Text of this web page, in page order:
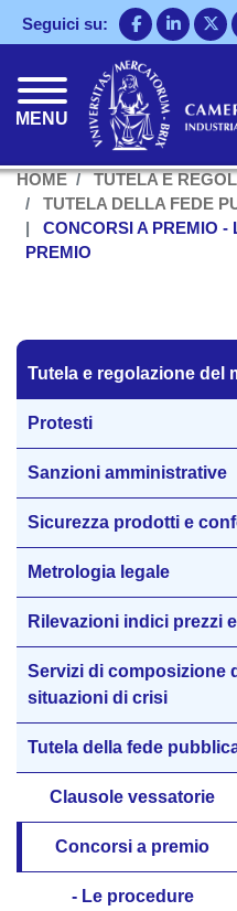
Seguici su:
MENU
HOME
TUTELA E
TUTELA DELLA FEDE
CONCORSI A PREMIO -
PREMIO
Tutela regolazione
Tutela e regolazione del
Protesti
Sanzioni amministrative
Sicurezza prodotti e
Metrologia legale
Rilevazioni indici prezzi
Servizi di composizione
situazioni di crisi
Tutela della fede
Clausole vessatorie
Concorsi a premio
Le procedure